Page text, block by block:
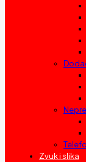
Zvuk i slika